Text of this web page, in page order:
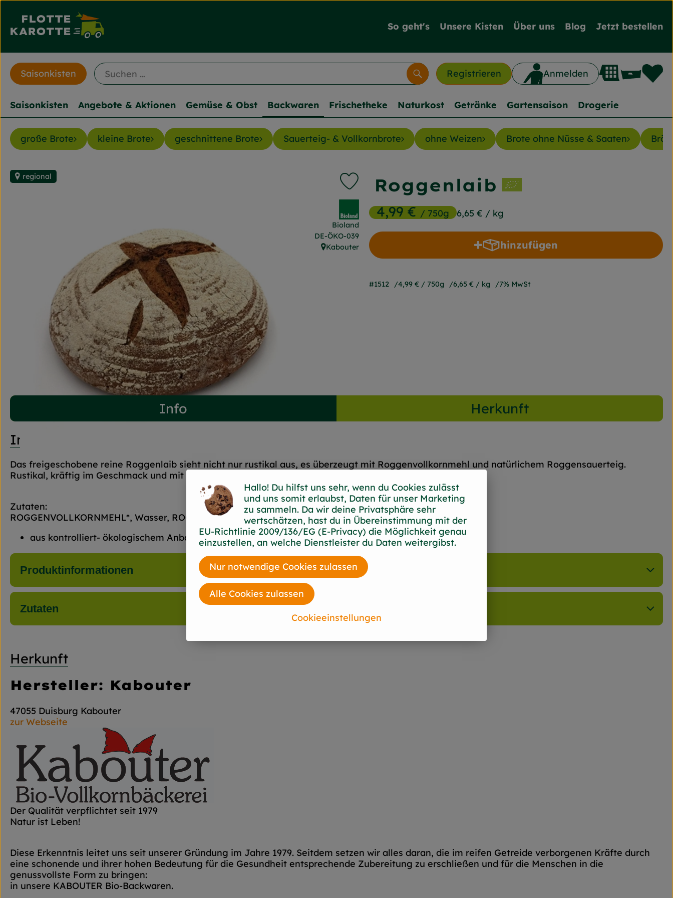
So geht's Unsere Kisten Über uns Blog Jetzt bestellen
Registrieren Anmelden
Suchen
Saisonkisten
Saisonkisten Angebote & Aktionen Gemüse & Obst Backwaren Frischetheke Naturkost Getränke Gartensaison Drogerie
große Brote kleine Brote geschnittene Brote Sauerteig- & Vollkornbrote ohne Weizen Brote ohne Nüsse & Saaten
Roggenlaib
4,99 €/ 750g 6,65 € / kg
regional
Produkt zu Favouriten hinzufügen
Bioland
, Kontrollstelle:
DE-ÖKO-039
, Herkunft:
Kabouter hinzufügen
Produkt zum Warenkorb hinzufügen
#1512 4,99 € / 750g 6,65 € / kg 7% MwSt
Info
Herkunft
Info
Das freigeschobene reine Roggenlaib sieht nicht nur rustikal aus, es überzeugt mit Roggenvollkornmehl und natürlichem Roggensauerteig.
Rustikal, kräftig im Geschmack und mit saftiger Krume – für Liebhaber von ursprünglichem Brotgenuss!
Zutaten:
ROGGENVOLLKORNMEHL*, Wasser, ROGGENSAUER*, Meersalz
aus kontrolliert- ökologischem Anbau
Produktinformationen
Zutaten
Herkunft
Hersteller: Kabouter
47055 Duisburg Kabouter
zur Webseite
Der Qualität verpflichtet seit 1979
Natur ist Leben!
Diese Erkenntnis leitet uns seit unserer Gründung im Jahre 1979. Seitdem setzen wir alles daran, die im reifen Getreide verborgenen Kräfte durch
eine schonende und ihrer hohen Bedeutung für die Gesundheit entsprechende Zubereitung zu erschließen und für die Menschen in die
genussvollste Form zu bringen:
in unsere KABOUTER Bio-Backwaren.
Hallo! Du hilfst uns sehr, wenn du Cookies zulässt
und uns somit erlaubst, Daten für unser Marketing
zu sammeln. Da wir deine Privatsphäre sehr
wertschätzen, hast du in Übereinstimmung mit der
EU-Richtlinie 2009/136/EG (E-Privacy) die Möglichkeit genau
einzustellen, an welche Dienstleister du Daten weitergibst.
Cookieeinstellungen
Nur notwendige Cookies zulassen
Alle Cookies zulassen